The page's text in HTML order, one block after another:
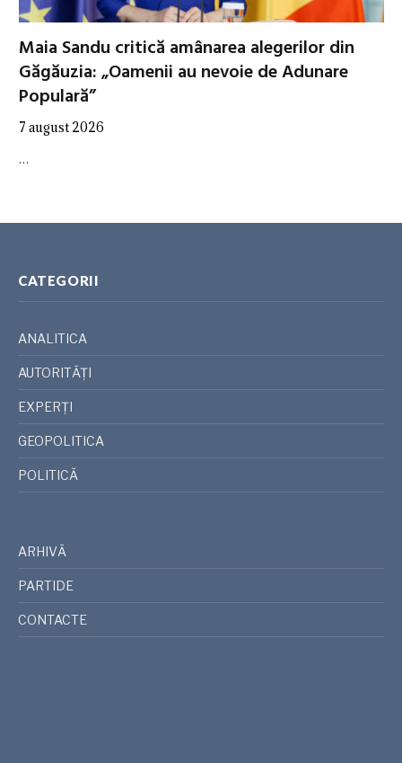
Maia Sandu critică amânarea alegerilor din
Găgăuzia: „Oamenii au nevoie de Adunare
Populară”
7 august 2026
…
CATEGORII
ANALITICA
AUTORITĂȚI
EXPERȚI
GEOPOLITICA
POLITICĂ
ARHIVĂ
PARTIDE
CONTACTE